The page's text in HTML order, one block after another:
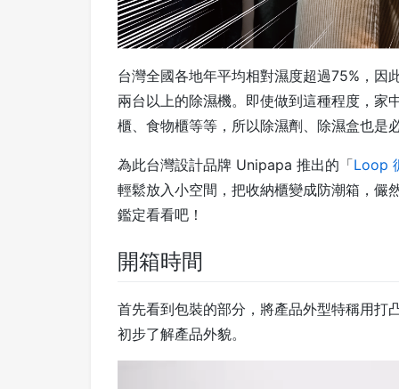
台灣全國各地年平均相對濕度超過75%，因
兩台以上的除濕機。即使做到這種程度，家
櫃、食物櫃等等，所以除濕劑、除濕盒也是
為此台灣設計品牌 Unipapa 推出的「Loop
輕鬆放入小空間，把收納櫃變成防潮箱，儼
鑑定看看吧！
開箱時間
首先看到包裝的部分，將產品外型特稱用打
初步了解產品外貌。